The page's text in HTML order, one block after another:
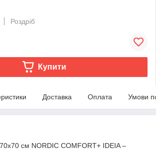
Роздріб
Купити
Доставка Оплата Умови
см NORDIC COMFORT+ IDEIA –